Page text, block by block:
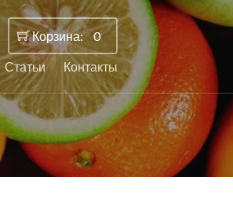
Корзина: 0
Статьи Контакты